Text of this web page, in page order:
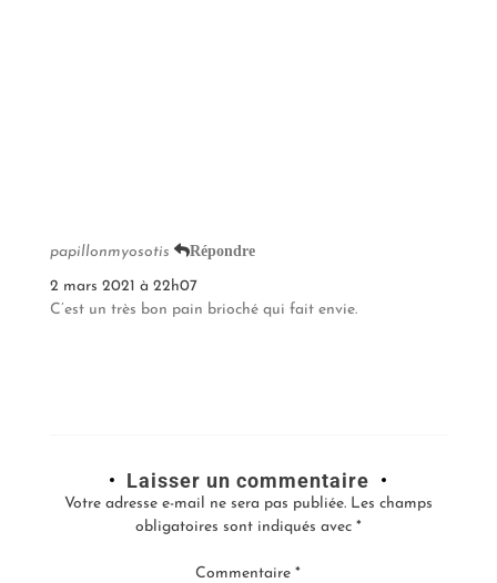
papillonmyosotis Répondre
2 mars 2021 à 22h07
C’est un très bon pain brioché qui fait envie.
Laisser un commentaire
Votre adresse e-mail ne sera pas publiée. Les champs
obligatoires sont indiqués avec *
Commentaire*